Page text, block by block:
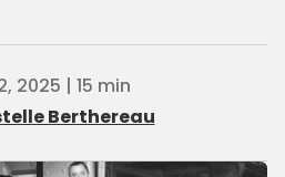
2025 | 15 min
Berthereau